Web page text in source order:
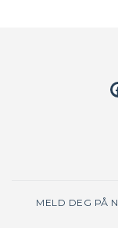
MELD DEG PÅ